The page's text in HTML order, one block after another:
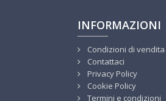
INFORMAZIONI
Condizioni di vendita
Contattaci
Privacy Policy
Cookie Policy
Termini e condizioni